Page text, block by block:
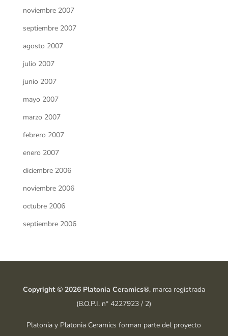
noviembre 2007
septiembre 2007
agosto 2007
julio 2007
junio 2007
mayo 2007
marzo 2007
febrero 2007
enero 2007
diciembre 2006
noviembre 2006
octubre 2006
septiembre 2006
Copyright © 2026 Platonia Ceramics®, marca registrada
(B.O.P.I. nº 4227923 / 2)
Platonia y Platonia Ceramics forman parte del proyecto